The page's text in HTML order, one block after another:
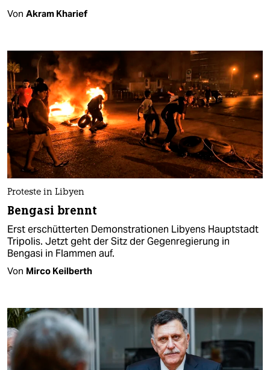
Von Akram Kharief
Proteste in Libyen
Bengasi brennt
Erst erschütterten Demonstrationen Libyens Hauptstadt
Tripolis. Jetzt geht der Sitz der Gegenregierung in
Bengasi in Flammen auf.
Von Mirco Keilberth